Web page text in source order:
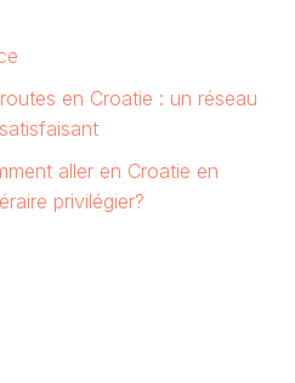
en Croatie : un réseau
aller en Croatie en
privilégier?